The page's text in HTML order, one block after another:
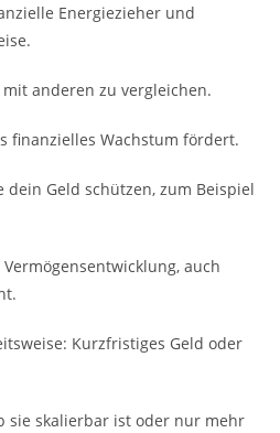
Energiezieher und
anderen zu vergleichen.
finanzielles Wachstum fördert.
dein Geld schützen, zum Beispiel
auch
Kurzfristiges Geld oder
sie skalierbar ist oder nur mehr